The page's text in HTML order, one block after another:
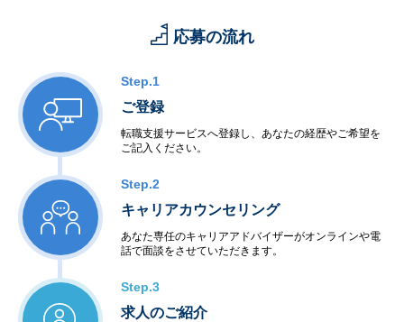
応募の流れ
Step.1
ご登録
転職支援サービスへ登録し、あなたの経歴やご希望を
ご記入ください。
Step.2
キャリアカウンセリング
あなた専任のキャリアアドバイザーがオンラインや電
話で面談をさせていただきます。
Step.3
求人のご紹介